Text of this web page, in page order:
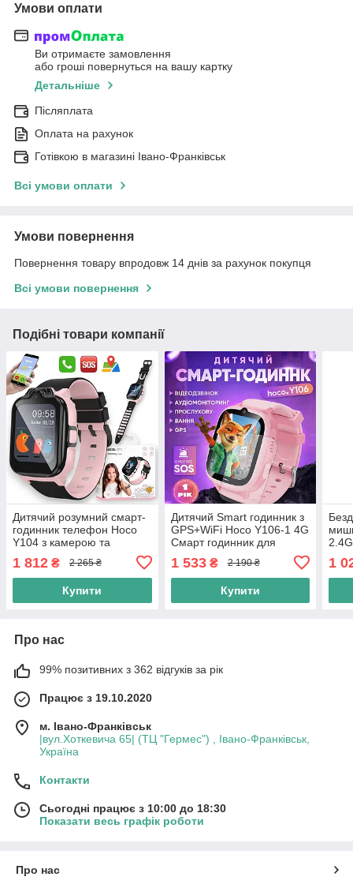
Умови оплати
Ви отримаєте замовлення
або гроші повернуться на вашу картку
Детальніше
Післяплата
Оплата на рахунок
Готівкою в магазині Івано-Франківськ
Всі умови оплати
Умови повернення
Повернення товару впродовж 14 днів за рахунок покупця
Всі умови повернення
Подібні товари компанії
Дитячий розумний смарт-
годинник телефон Hoco
Y104 з камерою та
Розумний годинник з 4G,
GPS, рожевий
1 812 ₴ 2 265 ₴
Купити
Дитячий Smart годинник з
GPS+WiFi Hoco Y106-1 4G
Смарт годинник для
Відеодзвінки, камера,
рожевий
1 533₴ 2 190 ₴
Купити
1
Про нас
99% позитивних з 362 відгуків за рік
Працює з 19.10.2020
м. Івано-Франківськ
|вул.Хоткевича 65| (ТЦ "Гермес") , Івано-Франківськ,
Україна
Контакти
Сьогодні працює з 10:00 до 18:30
Показати весь графік роботи
Про нас